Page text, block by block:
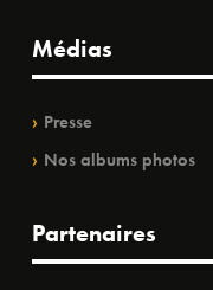
Médias
Presse
Nos albums photos
Partenaires